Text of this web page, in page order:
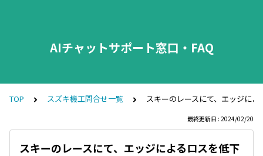
AIチャットサポート窓口・FAQ
TOP スズキ機工問合せ一覧 スキーのレースにて、エッジに
最終更新日 : 2024/02/20
スキーのレースにて、エッジによるロスを低下